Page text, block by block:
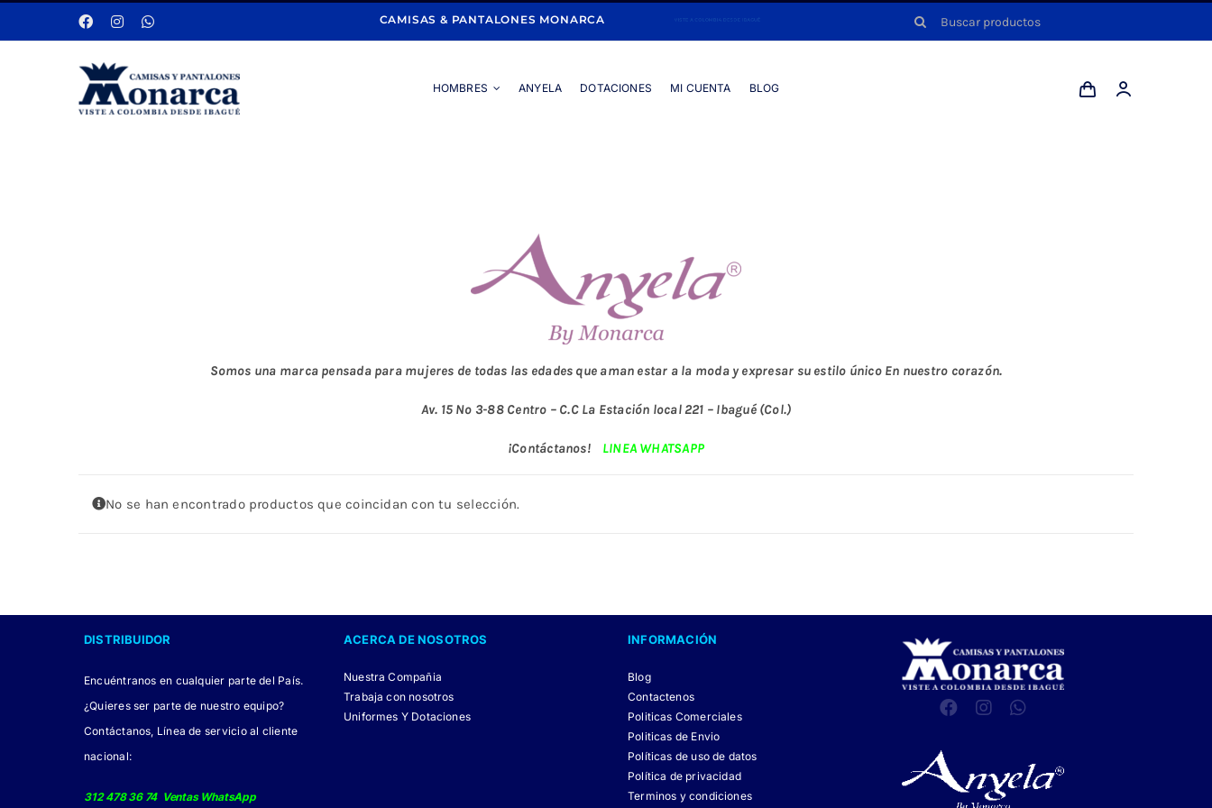
al
CAMISAS & PANTALONES MONARCA Buscar:
HOMBRES ANYELA DOTACIONES MI CUENTA BLOG
Somos una marca pensada para mujeres de todas las edades que aman estar a la moda y expresar su estilo único En nuestro corazón.
Av. 15 No 3-88 Centro – C.C La Estación local 221 – Ibagué (Col.)
¡Contáctanos! LINEA WHATSAPP
No se han encontrado productos que coincidan con tu selección.
DISTRIBUIDOR
Encuéntranos en cualquier parte del País.
¿Quieres ser parte de nuestro equipo?
Contáctanos, Línea de servicio al cliente
nacional:
312 478 36 74 Ventas WhatsApp
ACERCA DE NOSOTROS
Nuestra Compañia
Trabaja con nosotros
Uniformes Y Dotaciones
INFORMACIÓN
Blog
Contactenos
Politicas Comerciales
Politicas de Envio
Políticas de uso de datos
Política de privacidad
Terminos y condiciones